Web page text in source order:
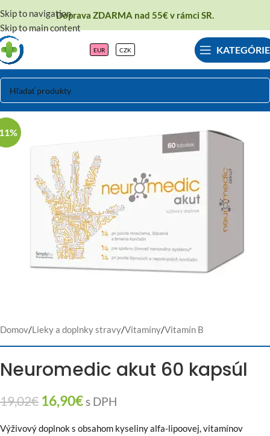
Skip to navigation
Skip to main content
Doprava ZDARMA nad 55€ v rámci SR.
EUR CZK KATEGÓRIE
Domov/Lieky a doplnky stravy/Vitamíny/Vitamín B
Neuromedic akut 60 kapsúl
19,02€ 16,90€s DPH
Výživový doplnok s obsahom kyseliny alfa-lipoovej, vitamínov